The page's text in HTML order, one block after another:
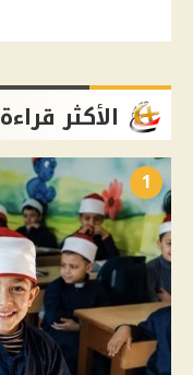
الأكثر قراءة
1